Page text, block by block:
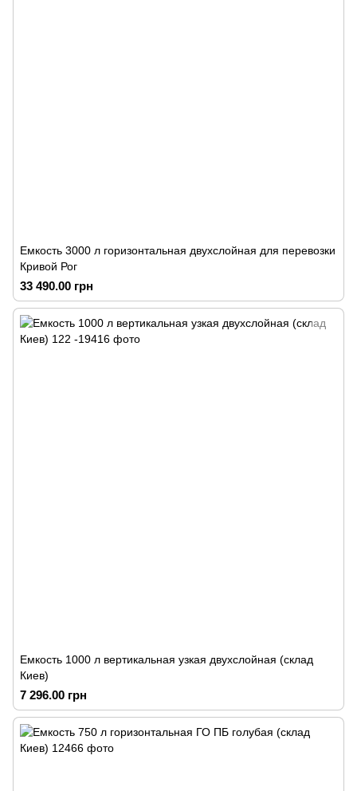
Емкость 3000 л горизонтальная двухслойная для перевозки
Кривой Рог
33 490.00 грн
Емкость 1000 л вертикальная узкая двухслойная (склад
Киев)
7 296.00 грн